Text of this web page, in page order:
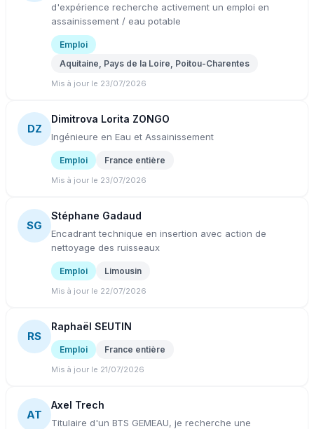
d'expérience recherche activement un emploi en
assainissement / eau potable
Emploi
Aquitaine, Pays de la Loire, Poitou-Charentes
Mis à jour le 23/07/2026
DZ
Dimitrova Lorita ZONGO
Ingénieure en Eau et Assainissement
Emploi France entière
Mis à jour le 23/07/2026
SG
Stéphane Gadaud
Encadrant technique en insertion avec action de
nettoyage des ruisseaux
Emploi Limousin
Mis à jour le 22/07/2026
RS
Raphaël SEUTIN
Emploi France entière
Mis à jour le 21/07/2026
AT
Axel Trech
Titulaire d'un BTS GEMEAU, je recherche une